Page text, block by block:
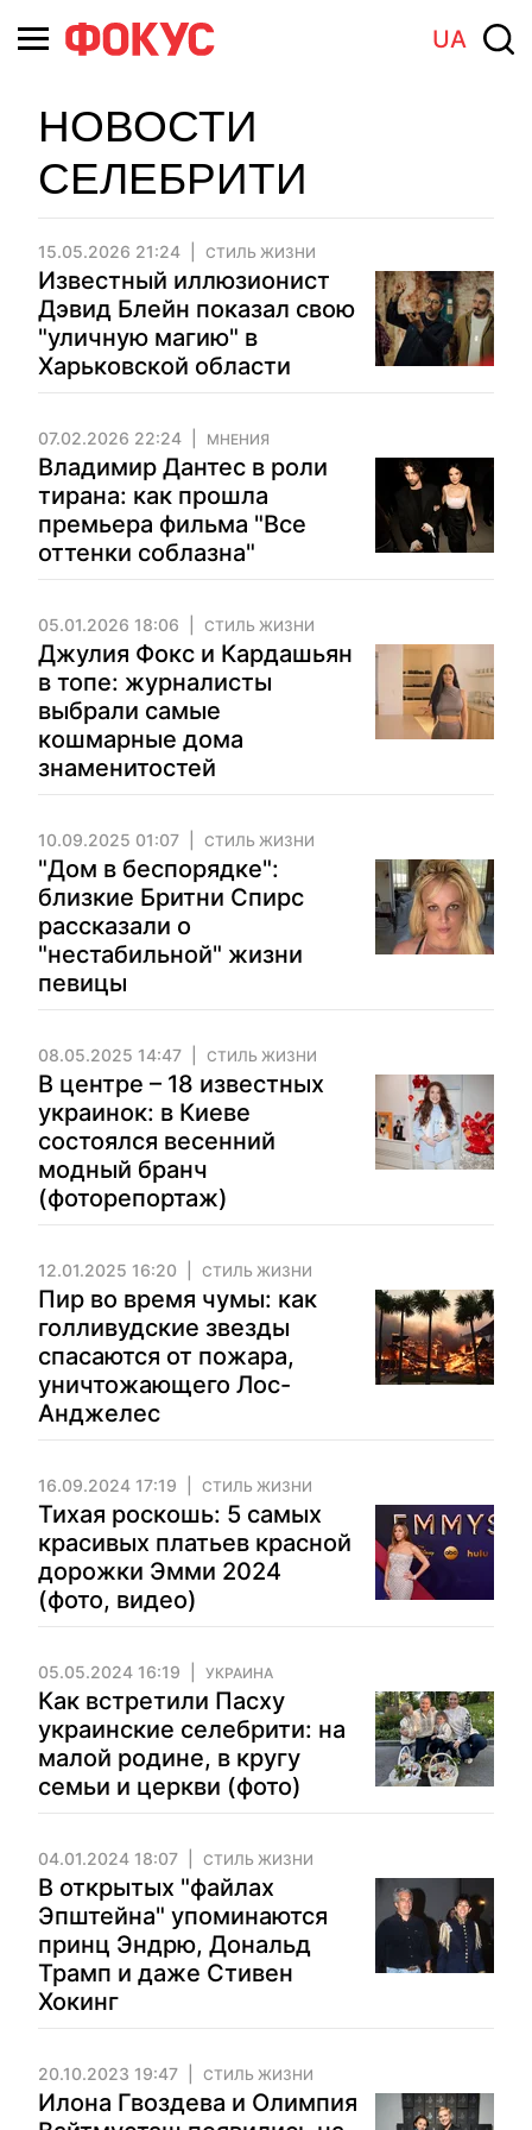
UA
НОВОСТИ
СЕЛЕБРИТИ
15.05.2026 21:24 СТИЛЬ ЖИЗНИ
Известный иллюзионист
Дэвид Блейн показал свою
"уличную магию" в
Харьковской области
07.02.2026 22:24 МНЕНИЯ
Владимир Дантес в роли
тирана: как прошла
премьера фильма "Все
оттенки соблазна"
05.01.2026 18:06 СТИЛЬ ЖИЗНИ
Джулия Фокс и Кардашьян
в топе: журналисты
выбрали самые
кошмарные дома
знаменитостей
10.09.2025 01:07 СТИЛЬ ЖИЗНИ
"Дом в беспорядке":
близкие Бритни Спирс
рассказали о
"нестабильной" жизни
певицы
08.05.2025 14:47 СТИЛЬ ЖИЗНИ
В центре – 18 известных
украинок: в Киеве
состоялся весенний
модный бранч
(фоторепортаж)
12.01.2025 16:20 СТИЛЬ ЖИЗНИ
Пир во время чумы: как
голливудские звезды
спасаются от пожара,
уничтожающего Лос-
Анджелес
16.09.2024 17:19 СТИЛЬ ЖИЗНИ
Тихая роскошь: 5 самых
красивых платьев красной
дорожки Эмми 2024
(фото, видео)
05.05.2024 16:19 УКРАИНА
Как встретили Пасху
украинские селебрити: на
малой родине, в кругу
семьи и церкви (фото)
04.01.2024 18:07 СТИЛЬ ЖИЗНИ
В открытых "файлах
Эпштейна" упоминаются
принц Эндрю, Дональд
Трамп и даже Стивен
Хокинг
20.10.2023 19:47 СТИЛЬ ЖИЗНИ
Илона Гвоздева и Олимпия